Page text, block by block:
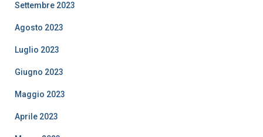
Settembre 2023
Agosto 2023
Luglio 2023
Giugno 2023
Maggio 2023
Aprile 2023